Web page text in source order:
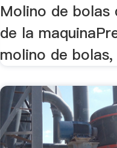
Molino de bolas
de la
molino de bolas,